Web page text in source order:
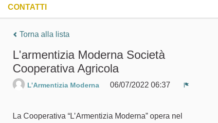
CONTATTI
Torna alla lista
L'armentizia Moderna Società
Cooperativa Agricola
L’Armentizia Moderna
06/07/2022 06:37
La Cooperativa “L’Armentizia Moderna” opera nel